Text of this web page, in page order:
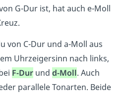
G-Dur ist, hat auch e-Moll
von C-Dur und a-Moll aus
Uhrzeigersinn nach links,
F-Dur und d-Moll. Auch
parallele Tonarten. Beide